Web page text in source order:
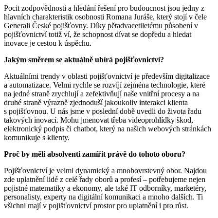
Pocit zodpovědnosti a hledání řešení pro budoucnost jsou jedny z
hlavních charakteristik osobnosti Romana Juráše, který stojí v čele
Generali České pojišťovny. Díky pětadvacetiletému působení v
pojišťovnictví totiž ví, že schopnost dívat se dopředu a hledat
inovace je cestou k úspěchu.
Jakým směrem se aktuálně ubírá pojišťovnictví?
Aktuálními trendy v oblasti pojišťovnictví je především digitalizace
a automatizace. Velmi rychle se rozvíjí zejména technologie, které
na jedné straně zrychlují a zefektivňují naše vnitřní procesy a na
druhé straně výrazně zjednoduší jakoukoliv interakci klienta
s pojišťovnou. U nás jsme v poslední době uvedli do života řadu
takových inovací. Mohu jmenovat třeba videoprohlídky škod,
elektronický podpis či chatbot, který na našich webových stránkách
komunikuje s klienty.
Proč by měli absolventi zamířit právě do tohoto oboru?
Pojišťovnictví je velmi dynamický a mnohovrstevný obor. Najdou
zde uplatnění lidé z celé řady oborů a profesí – potřebujeme nejen
pojistné matematiky a ekonomy, ale také IT odborníky, marketéry,
personalisty, experty na digitální komunikaci a mnoho dalších. Ti
všichni mají v pojišťovnictví prostor pro uplatnění i pro růst.